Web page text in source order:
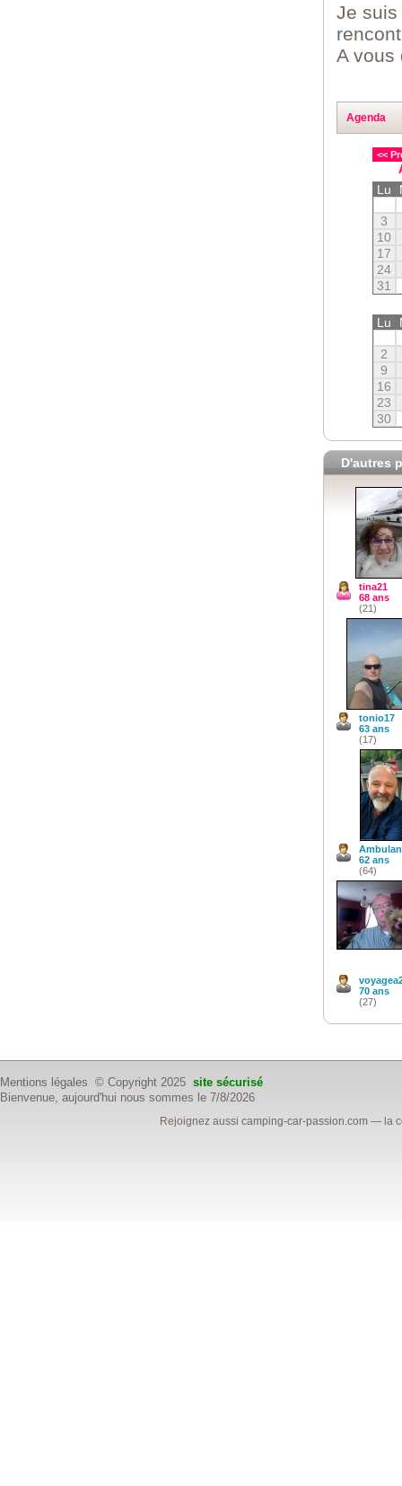
Je suis
A vous
Agenda
<<
Lu
3
10
17
24
31
Lu
2
9
16
23
30
D'autres
tina21
68 ans
(21)
tonio17
63 ans
(17)
62 ans
(64)
70 ans
(27)
Mentions légales © Copyright 2025 site sécurisé
Bienvenue, aujourd'hui nous sommes le 7/8/2026
Rejoignez aussicamping-car-passion.com — la